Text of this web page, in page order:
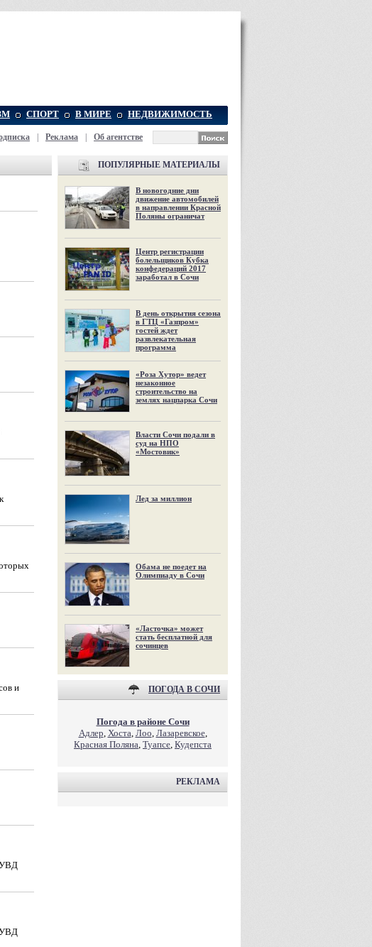
СПОРТ В МИРЕ НЕДВИЖИМОСТЬ
Реклама Об агентстве
и
УВД
УВД
ПОПУЛЯРНЫЕ МАТЕРИАЛЫ
В новогодние дни
движение автомобилей
в направлении Красной
Поляны ограничат
Центр регистрации
болельщиков Кубка
конфедераций 2017
заработал в Сочи
В день открытия сезона
в ГТЦ «Газпром»
гостей ждет
развлекательная
программа
«Роза Хутор» ведет
незаконное
строительство на
землях нацпарка Сочи
Власти Сочи подали в
суд на НПО
«Мостовик»
Лед за миллион
Обама не поедет на
Олимпиаду в Сочи
«Ласточка» может
стать бесплатной для
сочинцев
ПОГОДА В СОЧИ
Погода в районе Сочи
Адлер, Хоста, Лоо, Лазаревское,
Красная Поляна, Туапсе, Кудепста
РЕКЛАМА